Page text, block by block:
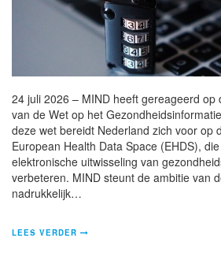
24 juli 2026 – MIND heeft gereageerd op
van de Wet op het
deze wet bereidt Nederland zich voor op
European Health Data Space (EHDS),
elektronische uitwisseling van
verbeteren. MIND steunt de ambitie van
nadrukkelijk…
LEES VERDER